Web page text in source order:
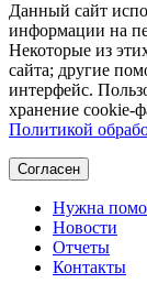
Данный сайт
информации на
Некоторые из
сайта; другие
интерфейс.
хранение cookie-
Политикой
Согласен
Нужна
Новости
Отчеты
Контакты